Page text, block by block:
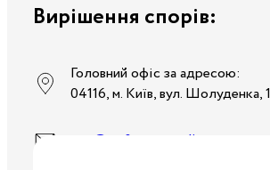
Вирішення спорів:
Головний офіс за адресою:
04116, м. Київ, вул. Шолуденка, 1
ngt@naftogaztrading.com.ua